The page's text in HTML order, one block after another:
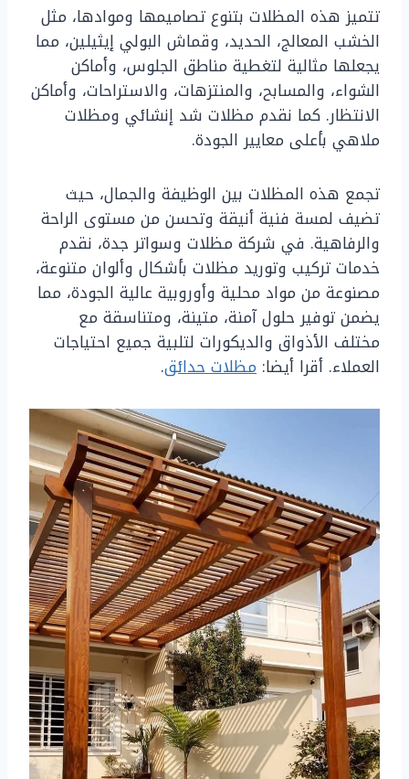
تتميز هذه المظلات بتنوع تصاميمها وموادها، مثل
الخشب المعالج، الحديد، وقماش البولي إيثيلين، مما
يجعلها مثالية لتغطية مناطق الجلوس، وأماكن
الشواء، والمسابح، والمنتزهات، والاستراحات، وأماكن
الانتظار. كما نقدم مظلات شد إنشائي ومظلات
ملاهي بأعلى معايير الجودة.
تجمع هذه المظلات بين الوظيفة والجمال، حيث
تضيف لمسة فنية أنيقة وتحسن من مستوى الراحة
والرفاهية. في شركة مظلات وسواتر جدة، نقدم
خدمات تركيب وتوريد مظلات بأشكال وألوان متنوعة،
مصنوعة من مواد محلية وأوروبية عالية الجودة، مما
يضمن توفير حلول آمنة، متينة، ومتناسقة مع
مختلف الأذواق والديكورات لتلبية جميع احتياجات
العملاء. أقرا أيضا: مظلات حدائق.